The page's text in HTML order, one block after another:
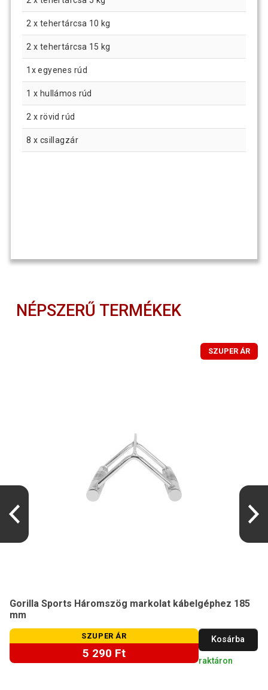
2 x tehertárcsa 10 kg
2 x tehertárcsa 15 kg
1x egyenes rúd
1 x hullámos rúd
2 x rövid rúd
8 x csillagzár
NÉPSZERŰ TERMÉKEK
SZUPER ÁR
Gorilla Sports Háromszög markolat kábelgéphez 185
mm
SZUPER ÁR
5 290 Ft
Kosárba
raktáron